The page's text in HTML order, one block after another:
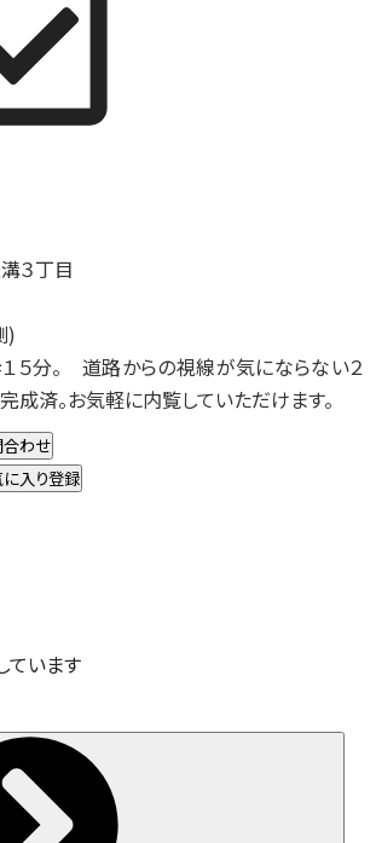
３丁目
)
１５分。 道路からの視線が気にならない２
成済。お気軽に内覧していただけます。
ています